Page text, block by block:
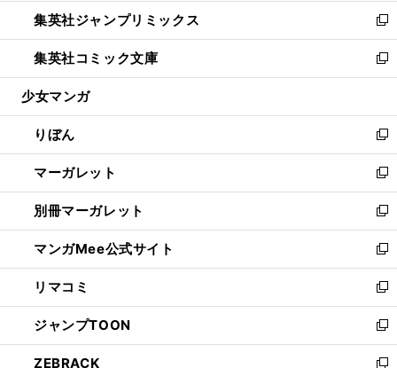
く
で
開
く
ド
ウ
で
開
ウ
ィ
ン
ド
ウ
開
く
し
い
ウ
ィ
ン
ウ
で
開
く
集英社ジャンプリミックス
新
し
い
ウ
ン
ド
ウ
で
開
く
集英社コミック文庫
新
し
ウ
ィ
ン
ド
ウ
で
開
く
少女マンガ
りぼん
新
し
い
ウ
ィ
ン
ド
ウ
で
開
く
マーガレット
新
し
い
ウ
ィ
ン
ド
ウ
で
開
く
別冊マーガレット
新
し
い
ウ
ィ
ン
ド
ウ
で
マンガMee公式サイト
新
し
い
ウ
ィ
ン
ド
リマコミ
新
し
い
ウ
ジャンプTOON
新
し
ZEBRACK